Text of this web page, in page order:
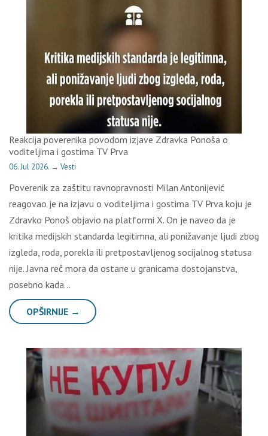
Reakcija poverenika povodom izjave Zdravka Ponoša o
voditeljima i gostima TV Prva
06. Jul 2026. → Vesti
Poverenik za zaštitu ravnopravnosti Milan Antonijević
reagovao je na izjavu o voditeljima i gostima TV Prva koju je
Zdravko Ponoš objavio na platformi X. On je naveo da je
kritika medijskih standarda legitimna, ali ponižavanje ljudi zbog
izgleda, roda, porekla ili pretpostavljenog socijalnog statusa
nije. Javna reč mora da ostane u granicama dostojanstva,
posebno kada…
OPŠIRNIJE →